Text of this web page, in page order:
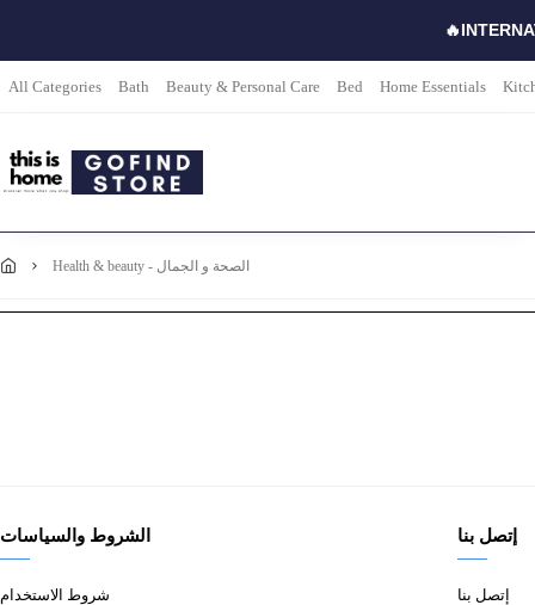
All Categories Bath Beauty & Personal Care Bed Home Essentials
health & beauty - الصحة و الجمال
الشروط والسياسات
شروط الاستخدام
إتصل بنا
إتصل بنا